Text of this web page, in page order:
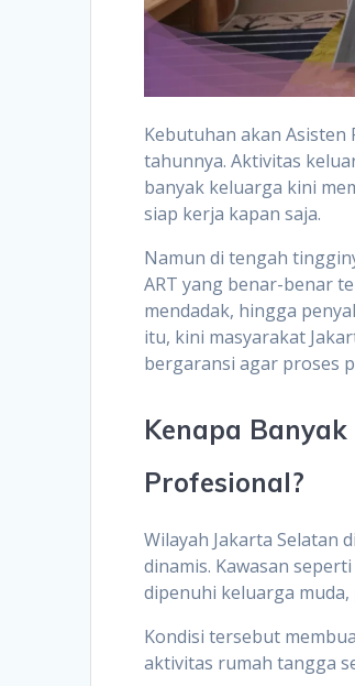
Kebutuhan akan
tahunnya. Aktivitas
banyak keluarga kini
siap kerja kapan saja.
Namun di tengah
ART yang benar-benar
mendadak, hingga
itu, kini masyarakat
bergaransi agar proses
Kenapa
Profesional?
Wilayah Jakarta Selatan
dinamis. Kawasan
dipenuhi keluarga
Kondisi tersebut
aktivitas rumah tangga